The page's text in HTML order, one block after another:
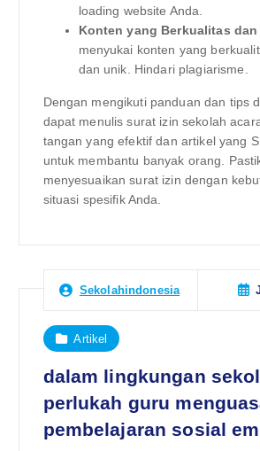
loading website Anda.
Konten yang Berkualitas
menyukai konten yang
dan unik. Hindari plagiarisme.
Dengan mengikuti panduan dan tips
dapat menulis surat izin sekolah
tangan yang efektif dan artikel yang
untuk membantu banyak orang.
menyesuaikan surat izin dengan
situasi spesifik Anda.
Sekolahindonesia
Artikel
dalam lingkungan
perlukah guru
pembelajaran sosial